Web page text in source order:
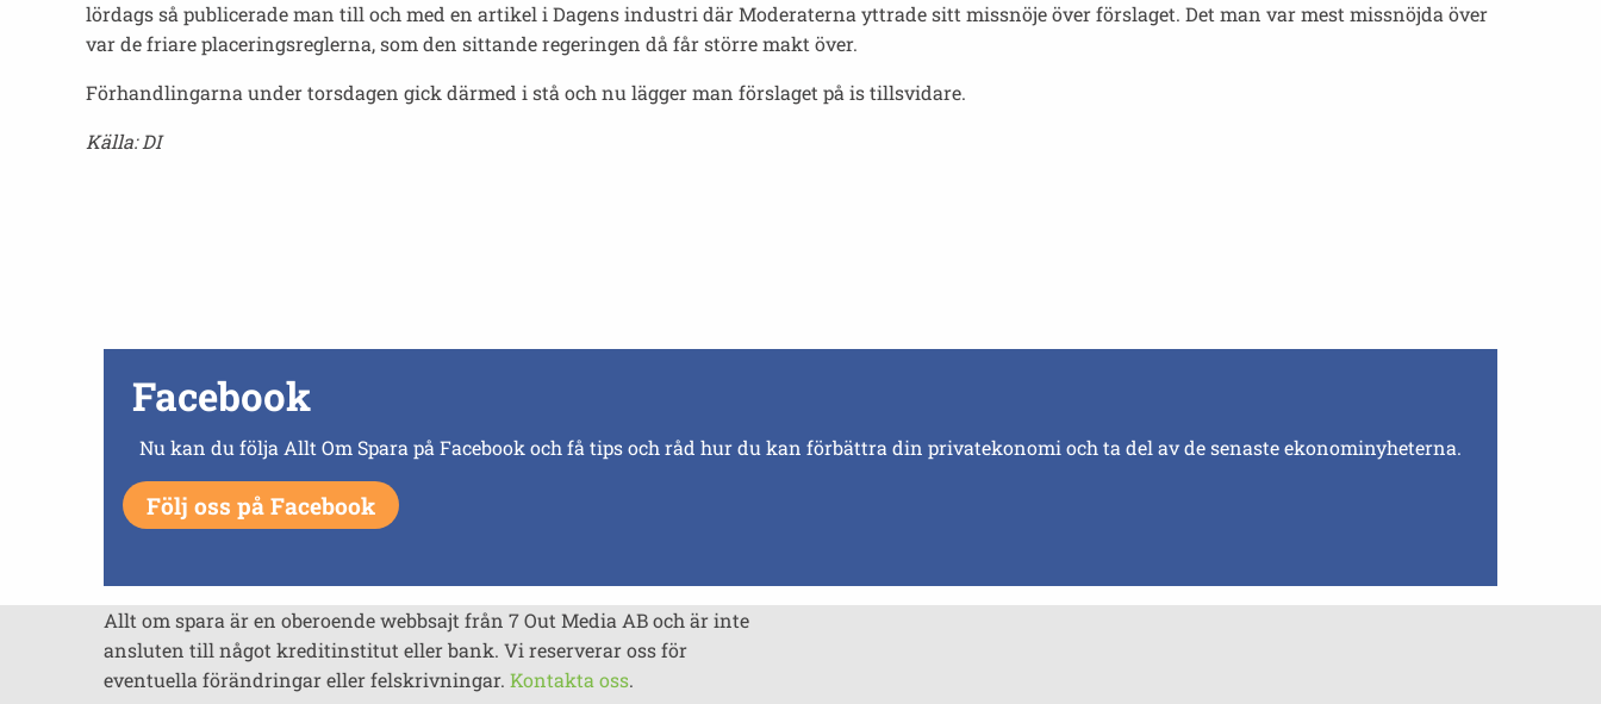
lördags så publicerade man till och med en artikel i Dagens industri där Moderaterna yttrade sitt missnöje över förslaget. Det man var mest missnöjda över
var de friare placeringsreglerna, som den sittande regeringen då får större makt över.
Förhandlingarna under torsdagen gick därmed i stå och nu lägger man förslaget på is tillsvidare.
Källa: DI
Facebook
Nu kan du följa Allt Om Spara på Facebook och få tips och råd hur du kan förbättra din privatekonomi och ta del av de senaste ekonominyheterna.
Följ oss på Facebook
Allt om spara är en oberoende webbsajt från 7 Out Media AB och är inte
ansluten till något kreditinstitut eller bank. Vi reserverar oss för
eventuella förändringar eller felskrivningar. Kontakta oss.